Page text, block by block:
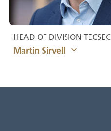
HEAD OF DIVISION TECSEC
Martin Sirvell